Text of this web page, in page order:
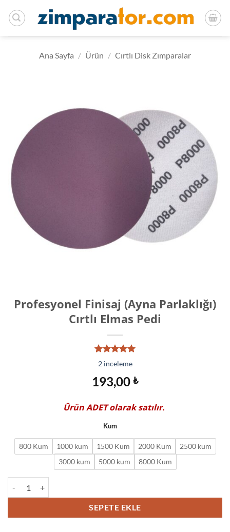
atla
Ana Sayfa / Ürün / Cırtlı Disk Zımparalar
Profesyonel Finisaj (Ayna Parlaklığı)
Cırtlı Elmas Pedi
müşteri
puanına
dayanarak
5 üzerinden
2inceleme
193,00 ₺
ÜrünADETolarak satılır.
Kum
800 Kum 1000 kum 1500 Kum 2000 Kum
2500 kum
3000 kum
5000 kum 8000 Kum
SEPETE EKLE